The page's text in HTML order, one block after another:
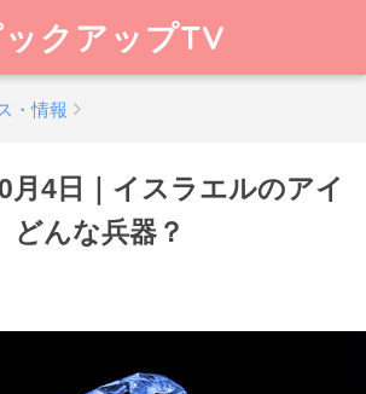
ックアップTV
・情報
月4日｜イスラエルのアイ
どんな兵器？